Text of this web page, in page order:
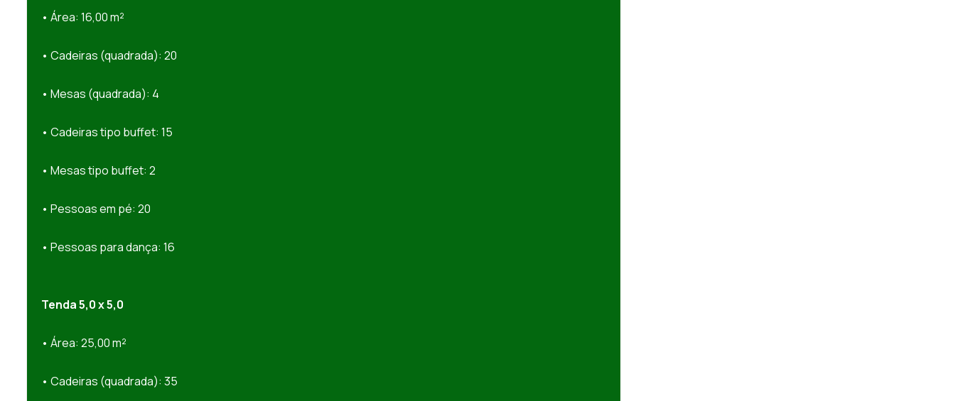
• Área: 16,00 m²
• Cadeiras (quadrada): 20
• Mesas (quadrada): 4
• Cadeiras tipo buffet: 15
• Mesas tipo buffet: 2
• Pessoas em pé: 20
• Pessoas para dança: 16
Tenda 5,0 x 5,0
• Área: 25,00 m²
• Cadeiras (quadrada): 35